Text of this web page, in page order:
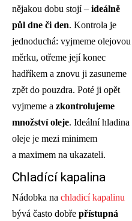
nějakou dobu stojí – ideálně
půl dne či den. Kontrola je
jednoduchá: vyjmeme olejovou
měrku, otřeme její konec
hadříkem a znovu ji zasuneme
zpět do pouzdra. Poté ji opět
vyjmeme a zkontrolujeme
množství oleje. Ideální hladina
oleje je mezi minimem
a maximem na ukazateli.
Chladící kapalina
Nádobka na chladicí kapalinu
bývá často dobře přístupná